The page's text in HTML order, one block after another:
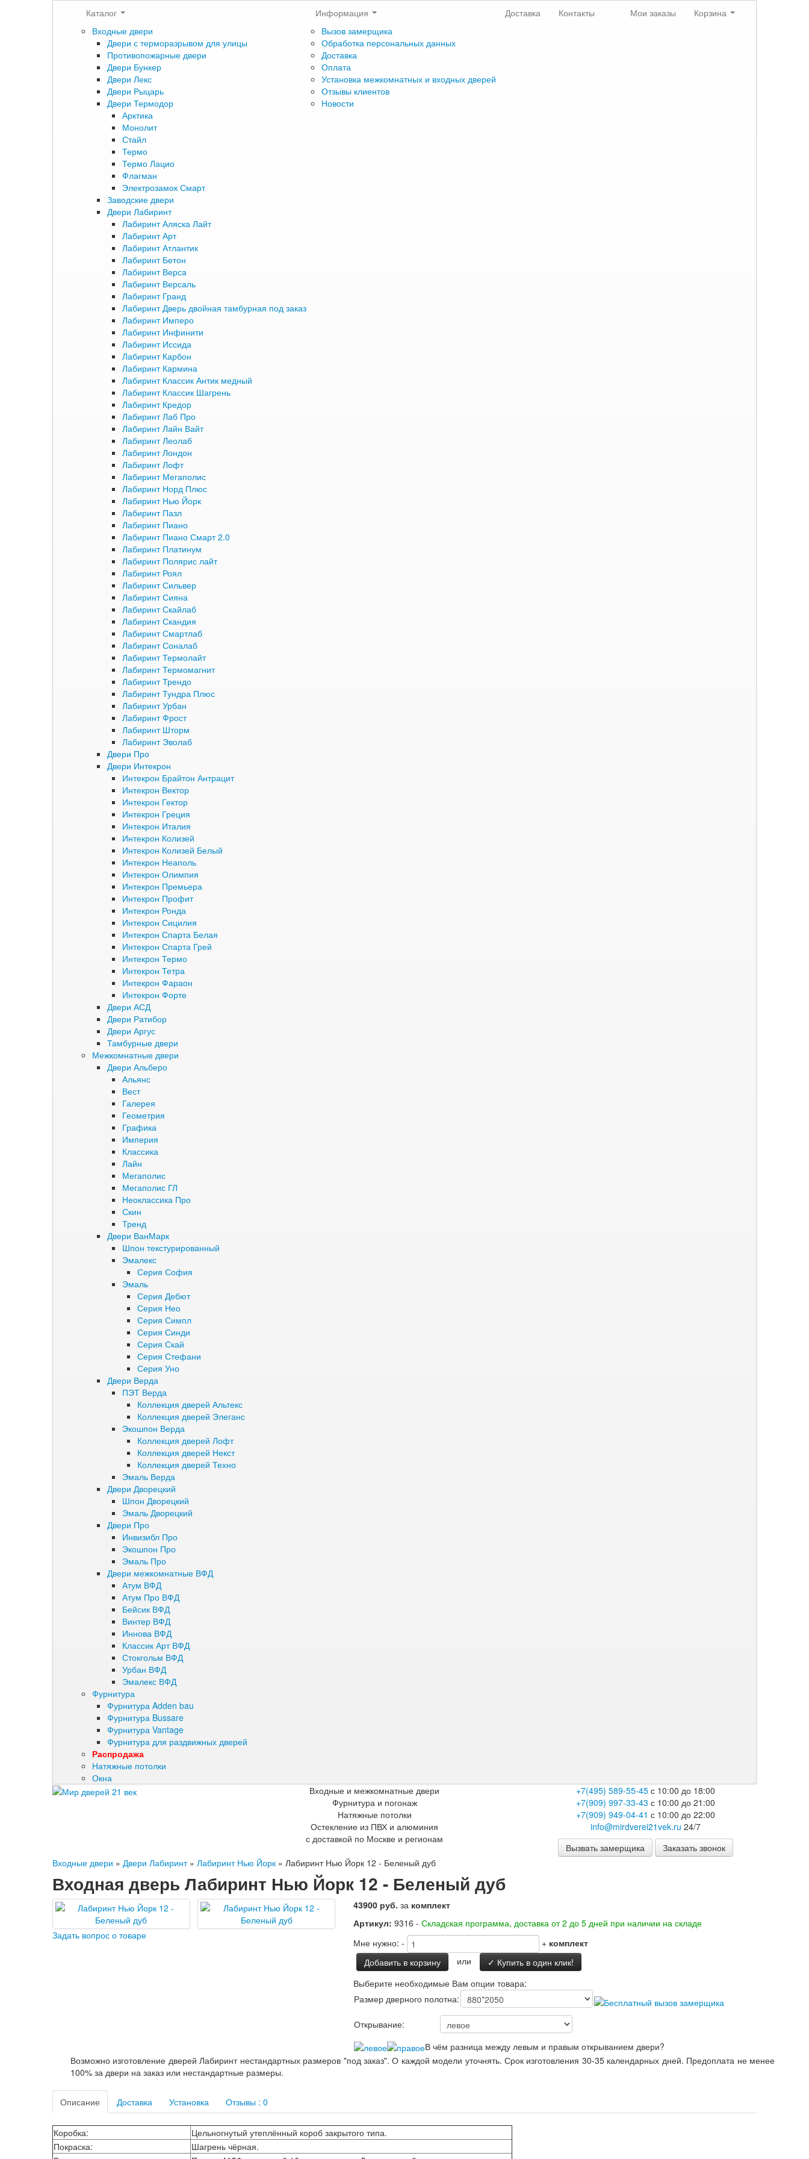
Мои заказы Корзина
Каталог
Входные двери
Двери с терморазрывом для улицы
Противопожарные двери
Двери Бункер
Двери Лекс
Двери Рыцарь
Двери Термодор
Арктика
Монолит
Стайл
Термо
Термо Лацио
Флагман
Электрозамок Смарт
Заводские двери
Двери Лабиринт
Лабиринт Аляска Лайт
Лабиринт Арт
Лабиринт Атлантик
Лабиринт Бетон
Лабиринт Верса
Лабиринт Версаль
Лабиринт Гранд
Лабиринт Дверь двойная тамбурная под заказ
Лабиринт Имперо
Лабиринт Инфинити
Лабиринт Иссида
Лабиринт Карбон
Лабиринт Кармина
Лабиринт Классик Антик медный
Лабиринт Классик Шагрень
Лабиринт Кредор
Лабиринт Лаб Про
Лабиринт Лайн Вайт
Лабиринт Леолаб
Лабиринт Лондон
Лабиринт Лофт
Лабиринт Мегаполис
Лабиринт Норд Плюс
Лабиринт Нью Йорк
Лабиринт Пазл
Лабиринт Пиано
Лабиринт Пиано Смарт 2.0
Лабиринт Платинум
Лабиринт Полярис лайт
Лабиринт Роял
Лабиринт Сильвер
Лабиринт Сияна
Лабиринт Скайлаб
Лабиринт Скандия
Лабиринт Смартлаб
Лабиринт Соналаб
Лабиринт Термолайт
Лабиринт Термомагнит
Лабиринт Трендо
Лабиринт Тундра Плюс
Лабиринт Урбан
Лабиринт Фрост
Лабиринт Шторм
Лабиринт Эволаб
Двери Про
Двери Интекрон
Интекрон Брайтон Антрацит
Интекрон Вектор
Интекрон Гектор
Интекрон Греция
Интекрон Италия
Интекрон Колизей
Интекрон Колизей Белый
Интекрон Неаполь
Интекрон Олимпия
Интекрон Премьера
Интекрон Профит
Интекрон Ронда
Интекрон Сицилия
Интекрон Спарта Белая
Интекрон Спарта Грей
Интекрон Термо
Интекрон Тетра
Интекрон Фараон
Интекрон Форте
Двери АСД
Двери Ратибор
Двери Аргус
Тамбурные двери
Межкомнатные двери
Двери Альберо
Альянс
Вест
Галерея
Геометрия
Графика
Империя
Классика
Лайн
Мегаполис
Мегаполис ГЛ
Неоклассика Про
Скин
Тренд
Двери ВанМарк
Шпон текстурированный
Эмалекс
Серия София
Эмаль
Серия Дебют
Серия Нео
Серия Симпл
Серия Синди
Серия Скай
Серия Стефани
Серия Уно
Двери Верда
ПЭТ Верда
Коллекция дверей Альтекс
Коллекция дверей Элеганс
Экошпон Верда
Коллекция дверей Лофт
Коллекция дверей Некст
Коллекция дверей Техно
Эмаль Верда
Двери Дворецкий
Шпон Дворецкий
Эмаль Дворецкий
Двери Про
Инвизибл Про
Экошпон Про
Эмаль Про
Двери межкомнатные ВФД
Атум ВФД
Атум Про ВФД
Бейсик ВФД
Винтер ВФД
Иннова ВФД
Классик Арт ВФД
Стокгольм ВФД
Урбан ВФД
Эмалекс ВФД
Фурнитура
Фурнитура Adden bau
Фурнитура Bussare
Фурнитура Vantage
Фурнитура для раздвижных дверей
Распродажа
Натяжные потолки
Окна
Информация
Вызов замерщика
Обработка персональных данных
Доставка
Оплата
Установка межкомнатных и входных дверей
Отзывы клиентов
Новости
Доставка Контакты
Входные и межкомнатные двери
Фурнитура и погонаж
Натяжные потолки
Остекление из ПВХ и алюминия
с доставкой по Москве и регионам
+7(495) 589-55-45с 10:00 до 18:00
+7(909) 997-33-43 с 10:00 до 21:00
+7(909) 949-04-41 с 10:00 до 22:00
info@mirdverei21vek.ru 24/7
Вызвать замерщика
Заказать звонок
Входные двери » Двери Лабиринт» Лабиринт Нью Йорк » Лабиринт Нью Йорк 12 - Беленый дуб
Входная дверь Лабиринт Нью Йорк 12 - Беленый дуб
Задать вопрос о товаре
43900 руб. за комплект
Артикул: 9316 - Складская программа, доставка от 2 до 5 дней при наличии на складе
Мне нужно: - + комплект
Добавить в корзину
или
✓ Купить в один клик!
Выберите необходимые Вам опции товара:
Размер дверного полотна:
Открывание:
В чём разница между левым и правым открыванием двери?
Возможно изготовление дверей Лабиринт нестандартных размеров "под заказ". О каждой модели уточнять. Срок изготовления 30-35 календарных дней. Предоплата не менее
100% за двери на заказ или нестандартные размеры.
Описание Доставка Установка Отзывы : 0
Коробка:
Цельногнутый утеплённый короб закрытого типа.
Покраска:
Шагрень чёрная.